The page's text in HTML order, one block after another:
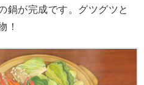
が完成です。グツグツと
！